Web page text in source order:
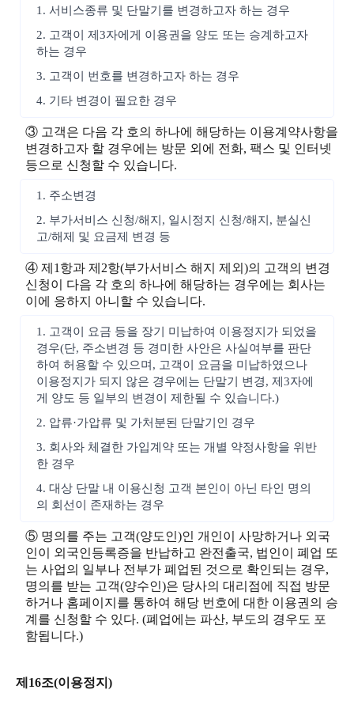
1. 서비스종류 및 단말기를 변경하고자 하는 경우
2. 고객이 제3자에게 이용권을 양도 또는 승계하고자
하는 경우
3. 고객이 번호를 변경하고자 하는 경우
4. 기타 변경이 필요한 경우
③ 고객은 다음 각 호의 하나에 해당하는 이용계약사항을
변경하고자 할 경우에는 방문 외에 전화, 팩스 및 인터넷
등으로 신청할 수 있습니다.
1. 주소변경
2. 부가서비스 신청/해지, 일시정지 신청/해지, 분실신
고/해제 및 요금제 변경 등
④ 제1항과 제2항(부가서비스 해지 제외)의 고객의 변경
신청이 다음 각 호의 하나에 해당하는 경우에는 회사는
이에 응하지 아니할 수 있습니다.
1. 고객이 요금 등을 장기 미납하여 이용정지가 되었을
경우(단, 주소변경 등 경미한 사안은 사실여부를 판단
하여 허용할 수 있으며, 고객이 요금을 미납하였으나
이용정지가 되지 않은 경우에는 단말기 변경, 제3자에
게 양도 등 일부의 변경이 제한될 수 있습니다.)
2. 압류·가압류 및 가처분된 단말기인 경우
3. 회사와 체결한 가입계약 또는 개별 약정사항을 위반
한 경우
4. 대상 단말 내 이용신청 고객 본인이 아닌 타인 명의
의 회선이 존재하는 경우
⑤ 명의를 주는 고객(양도인)인 개인이 사망하거나 외국
인이 외국인등록증을 반납하고 완전출국, 법인이 폐업 또
는 사업의 일부나 전부가 폐업된 것으로 확인되는 경우,
명의를 받는 고객(양수인)은 당사의 대리점에 직접 방문
하거나 홈페이지를 통하여 해당 번호에 대한 이용권의 승
계를 신청할 수 있다. (폐업에는 파산, 부도의 경우도 포
함됩니다.)
제16조(이용정지)